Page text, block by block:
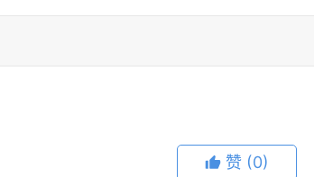
赞 (0)